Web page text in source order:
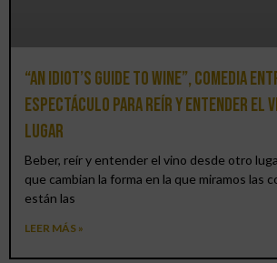
“An Idiot’s Guide to Wine”, comedia
espectáculo para reír y entender el
lugar
Beber, reír y entender el vino desde otro
que cambian la forma en la que miramos las
están las
LEER MÁS »